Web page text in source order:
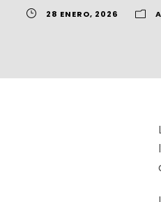
28 ENERO, 2026